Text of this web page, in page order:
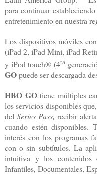
para continuar
entretenimiento en nuestra
Los dispositivos móviles
(iPad 2, iPad Mini, iPad
y iPod touch® (4ta
GOpuede ser descargada
HBO GOtiene múltiples
los servicios disponibles
del Series Pass, recibir
cuando estén disponibles.
interés con los programas
con o sin subtítulos. La
intuitiva y los contenidos
Infantiles, Documentales,